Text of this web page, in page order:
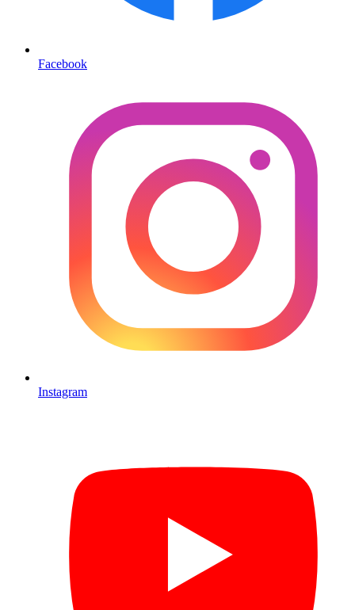
Facebook
Instagram